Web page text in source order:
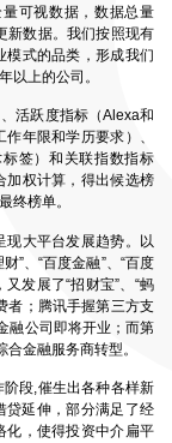
可视数据，数据总量
新数据。我们按照现有
模式的品类，形成我们
以上的公司。
活跃度指标（Alexa和
年限和学历要求）、
签）和关联指数指标
加权计算，得出候选榜
终榜单。
现大平台发展趋势。以
”、“百度金融”、“百度
发展了“招财宝”、“蚂
者；腾讯手握第三方支
融公司即将开业；而第
金融服务商转型。
段,催生出各种各样新
贷延伸，部分满足了经
化，使得投资中介扁平